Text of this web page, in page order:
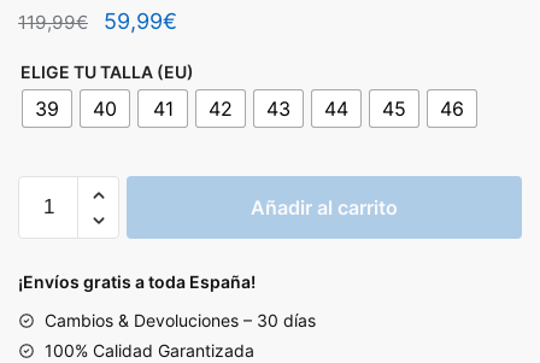
119,99€
El
original
era:
59,99€
actual
es:
ELIGE TU TALLA (EU)
39 40 41 42 43 44 45 46
RETRO
'METALLIC'
Añadir al carrito
¡Envíos gratis a toda España!
Cambios & Devoluciones – 30 días
100% Calidad Garantizada